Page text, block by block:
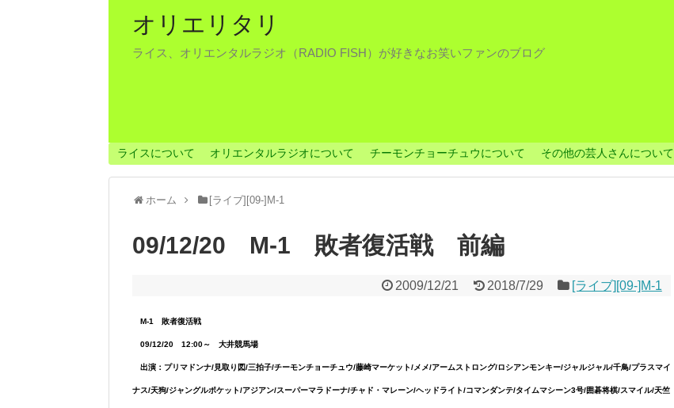
オリエリタリ
ライス、オリエンタルラジオ（RADIO FISH）が好きなお笑いファンのブログ
ライスについて オリエンタルラジオについて チーモンチョーチュウについて その他の芸人さんについて
ホーム [ライブ][09‐]M-1
09/12/20 M-1 敗者復活戦 前編
2009/12/21 2018/7/29 [ライブ][09‐]M-1
M-1 敗者復活戦
09/12/20 12:00～ 大井競馬場
出演：プリマドンナ/見取り図/三拍子/チーモンチョーチュウ/藤崎マーケット/メメ/アームストロング/ロシアンモンキー/ジャルジャル/千鳥/プラスマイ
ナス/天狗/ジャングルポケット/アジアン/スーパーマラドーナ/チャド・マレーン/ヘッドライト/コマンダンテ/タイムマシーン3号/囲碁将棋/スマイル/天竺